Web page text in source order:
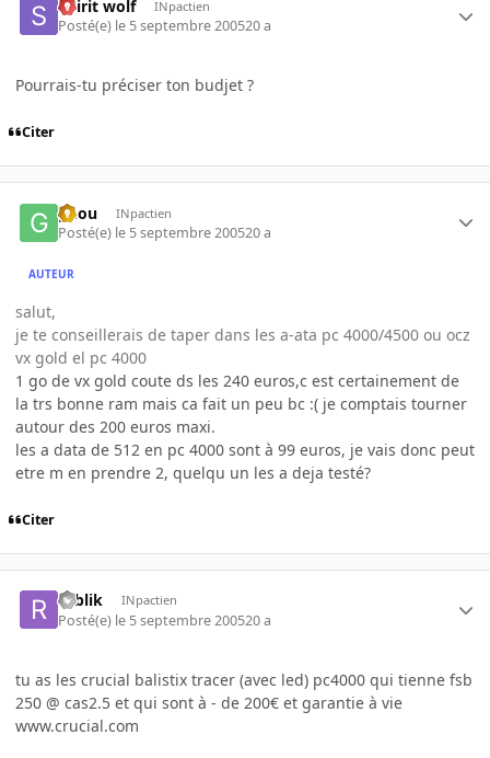
Spirit wolf INpactien
Posté(e) le 5 septembre 200520 a
Pourrais-tu préciser ton budjet ?
Citer
gnou INpactien
Posté(e) le 5 septembre 200520 a
AUTEUR
salut,
je te conseillerais de taper dans les a-ata pc 4000/4500 ou ocz
vx gold el pc 4000
1 go de vx gold coute ds les 240 euros,c est certainement de
la trs bonne ram mais ca fait un peu bc :( je comptais tourner
autour des 200 euros maxi.
les a data de 512 en pc 4000 sont à 99 euros, je vais donc peut
etre m en prendre 2, quelqu un les a deja testé?
Citer
roblik INpactien
Posté(e) le 5 septembre 200520 a
tu as les crucial balistix tracer (avec led) pc4000 qui tienne fsb
250 @ cas2.5 et qui sont à - de 200€ et garantie à vie
www.crucial.com